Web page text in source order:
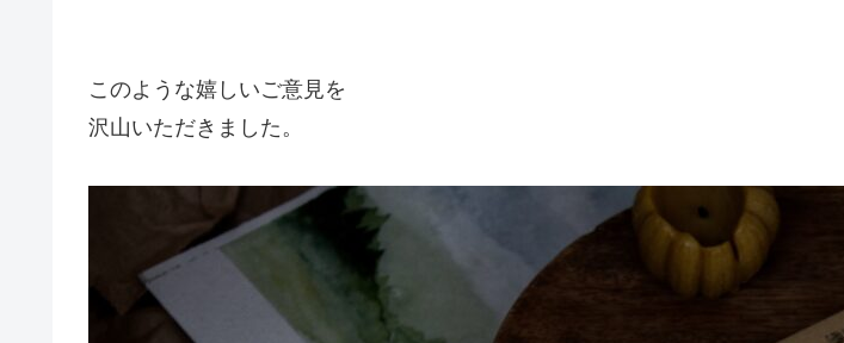
このような嬉しいご意見を
沢山いただきました。